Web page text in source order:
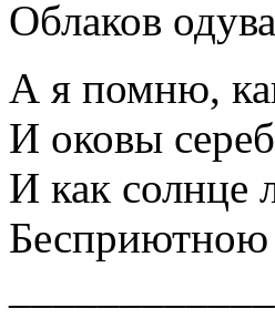
Облаков
А я помню,
И оковы
И как солнце